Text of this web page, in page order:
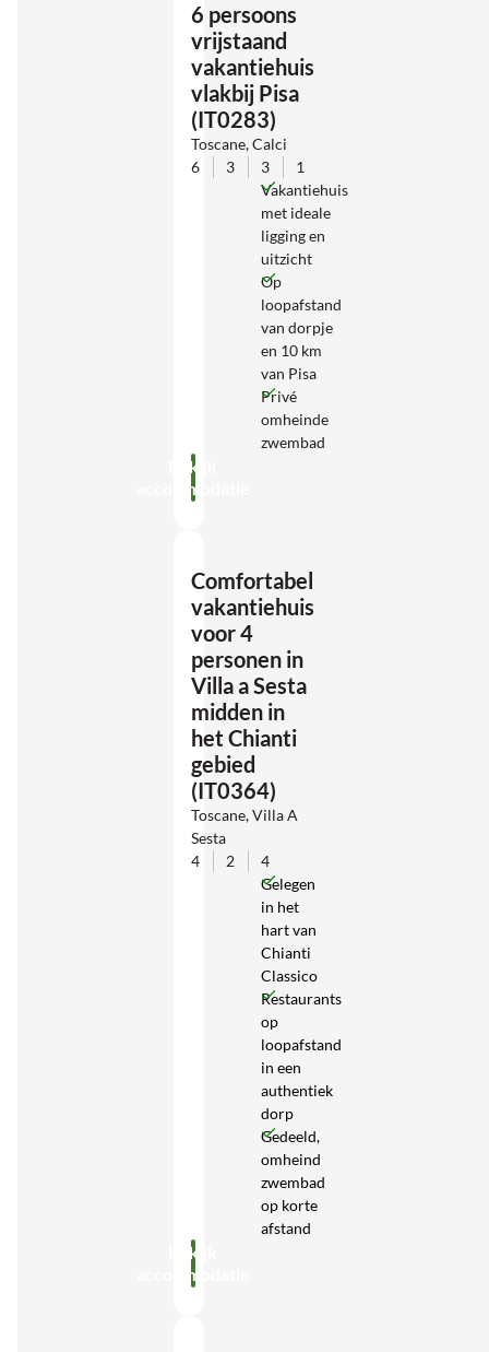
6 persoons
vrijstaand
vakantiehuis
vlakbij Pisa
(IT0283)
Toscane, Calci
6
3 3
1
Vakantiehuis
met ideale
ligging en
uitzicht
Op
loopafstand
van dorpje
en 10 km
van Pisa
Privé
omheinde
zwembad
Bekijk
accommodatie
Comfortabel
vakantiehuis
voor 4
personen in
Villa a Sesta
midden in
het Chianti
gebied
(IT0364)
Toscane, Villa A
Sesta
4
2
4
Gelegen
in het
hart van
Chianti
Classico
Restaurants
op
loopafstand
in een
authentiek
dorp
Gedeeld,
omheind
zwembad
op korte
afstand
Bekijk
accommodatie